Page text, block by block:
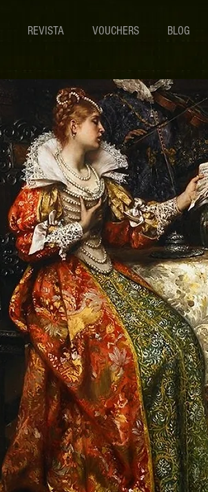
REVISTA VOUCHERS BLOG